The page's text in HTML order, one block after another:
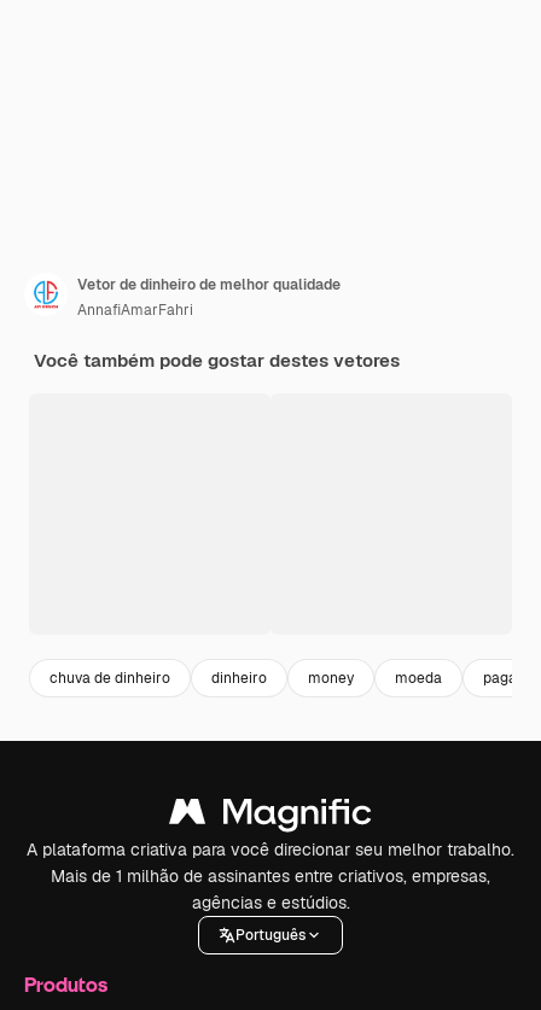
Vetor de dinheiro de melhor qualidade
AnnafiAmarFahri
Você também pode gostar destes vetores
chuva de dinheiro dinheiro money moeda
A plataforma criativa para você direcionar seu melhor trabalho.
Mais de 1 milhão de assinantes entre criativos, empresas,
agências e estúdios.
Português
Produtos